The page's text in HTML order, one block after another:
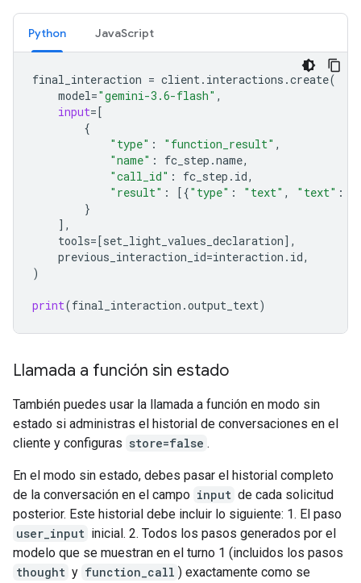
Python JavaScript
final_interaction = client. interactions .create(
model="gemini-3.6-flash" ,
input= [
{
"type" : "function_result" ,
"name" : fc_step .name,
"call_id" : fc_step . id,
"result" : [{"type" : "text" , "text" :
}
],
tools= [set_light_values_declaration],
previous_interaction_id=interaction . id,
)
print(final_interaction .output_text)
Llamada a función sin estado
También puedes usar la llamada a función en modo sin
estado si administras el historial de conversaciones en el
cliente y configuras store=false .
En el modo sin estado, debes pasar el historial completo
de la conversación en el campo input de cada solicitud
posterior. Este historial debe incluir lo siguiente: 1. El paso
user_input inicial. 2. Todos los pasos generados por el
modelo que se muestran en el turno 1 (incluidos los pasos
thought y function_call ) exactamente como se